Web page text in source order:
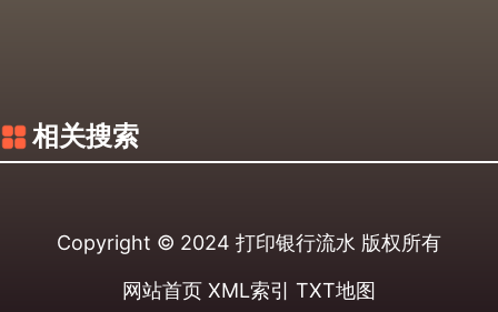
相关搜索
Copyright © 2024 打印银行流水 版权所有
网站首页 XML索引 TXT地图